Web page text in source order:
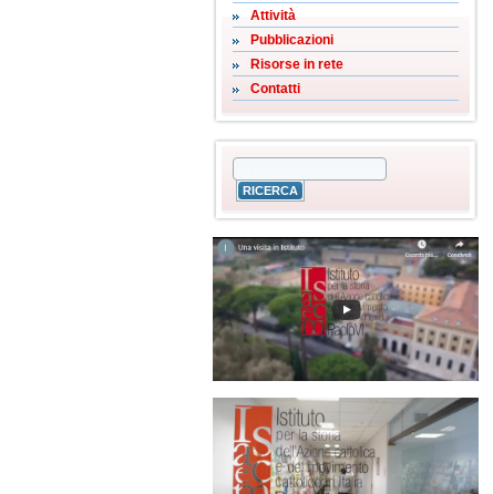
Attività
Pubblicazioni
Risorse in rete
Contatti